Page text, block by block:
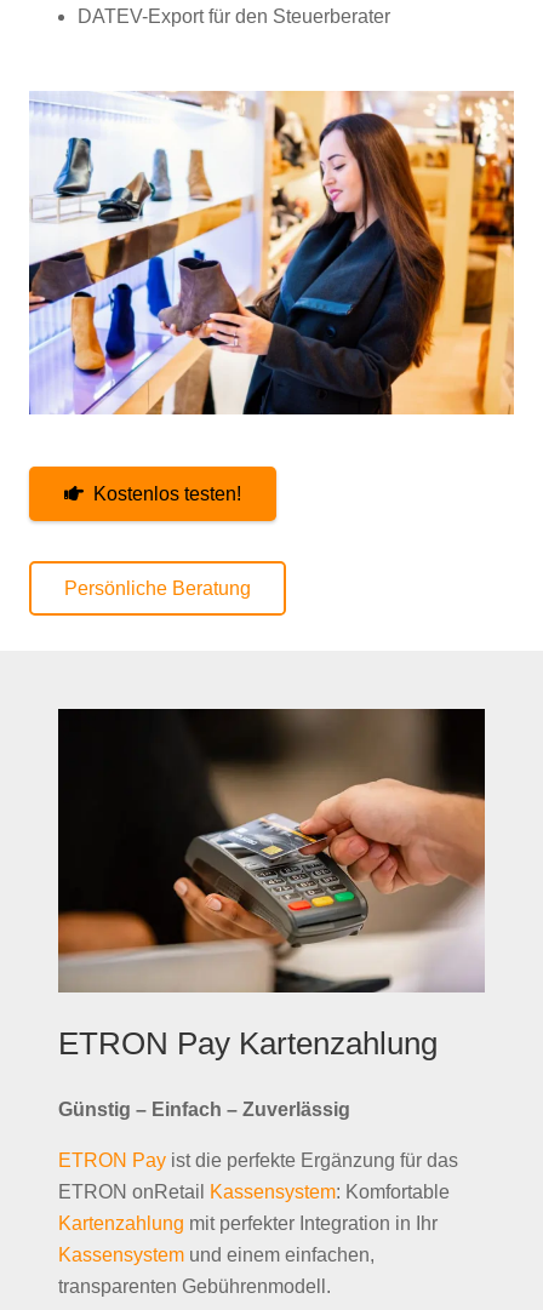
DATEV-Export für den Steuerberater
Kostenlos testen!
Persönliche Beratung
ETRON Pay Kartenzahlung
Günstig – Einfach – Zuverlässig
ETRON Pay ist die perfekte Ergänzung für das
ETRON onRetail
Kassensystem: Komfortable
Kartenzahlung mit perfekter Integration in Ihr
Kassensystem und einem einfachen,
transparenten Gebührenmodell.